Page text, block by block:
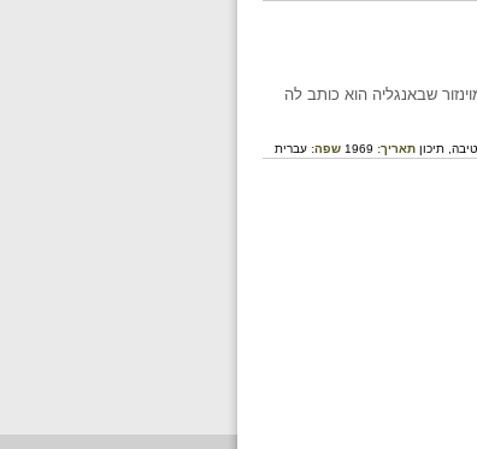
שבאנגליה הוא כותב לה
תיכון תאריך: 1969 שפה: עברית